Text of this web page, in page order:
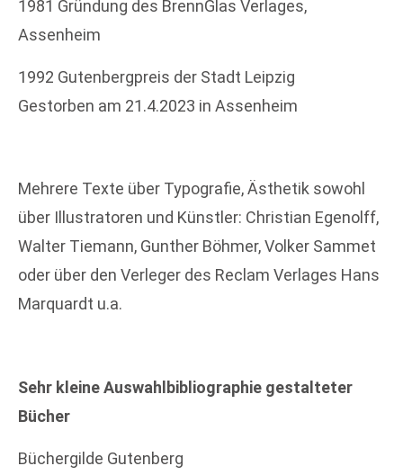
1981 Gründung des BrennGlas Verlages,
Assenheim
1992 Gutenbergpreis der Stadt Leipzig
Gestorben am 21.4.2023 in Assenheim
Mehrere Texte über Typografie, Ästhetik sowohl
über Illustratoren und Künstler: Christian Egenolff,
Walter Tiemann, Gunther Böhmer, Volker Sammet
oder über den Verleger des Reclam Verlages Hans
Marquardt u.a.
Sehr kleine Auswahlbibliographie gestalteter
Bücher
Büchergilde Gutenberg